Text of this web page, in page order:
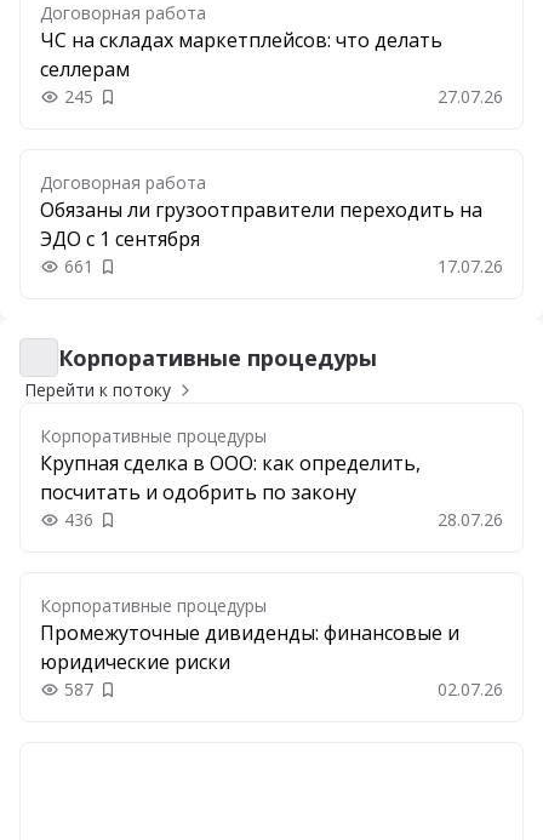
Договорная работа
ЧС на складах маркетплейсов: что делать
селлерам
245 Добавить в закладки 27.07.26
Договорная работа
Обязаны ли грузоотправители переходить на
ЭДО с 1 сентября
661 Добавить в закладки 17.07.26
Корпоративные процедуры
Корпоративные процедуры
Перейти к потоку
Корпоративные процедуры
Крупная сделка в ООО: как определить,
посчитать и одобрить по закону
436 Добавить в закладки 28.07.26
Корпоративные процедуры
Промежуточные дивиденды: финансовые и
юридические риски
587 Добавить в закладки 02.07.26